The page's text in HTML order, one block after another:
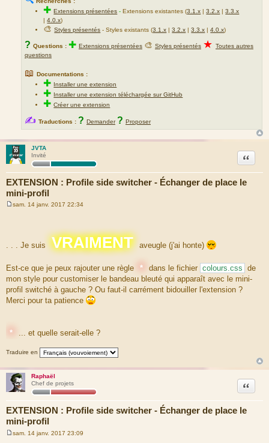
✚Extensions présentées -Extensions existantes (3.1.x |3.2.x |3.3.x
|4.0.x)
🎨Styles présentés - Styles existants (3.1.x |3.2.x |3.3.x |4.0.x)
? Questions : ✚ Extensions présentées 🎨 Styles présentés ★ Toutes autres
questions
📖 Documentations :
✚ Installer une extension
✚ Installer une extension téléchargée sur GitHub
✚Créer une extension
✍ Traductions : ? Demander ? Proposer
JVTA
Invité
EXTENSION : Profile side switcher - Échanger de place le
mini-profil
Citation
sam. 14 janv. 2017 22:34
. . . Je suis VRAIMENT aveugle (j'ai honte)
Est-ce que je peux rajouter une règle * dans le fichier colours.css de
mon style pour customiser le bandeau bleuté qui apparaît avec le mini-
profil switché à gauche ? Ou faut-il carrément bidouiller l'extension ?
Merci pour ta patience
* ... et quelle serait-elle ?
Traduire en
Raphaël
Chef de projets
EXTENSION : Profile side switcher - Échanger de place le
mini-profil
Citation
sam. 14 janv. 2017 23:09